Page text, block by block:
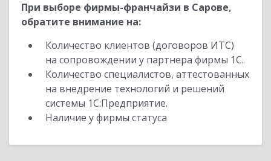
При выборе фирмы-франчайзи в Сарове,
обратите внимание на:
Количество клиентов (договоров ИТС)
на сопровождении у партнера фирмы 1С.
Количество специалистов, аттестованных
на внедрение технологий и решений
системы 1С:Предприятие.
Наличие у фирмы статуса